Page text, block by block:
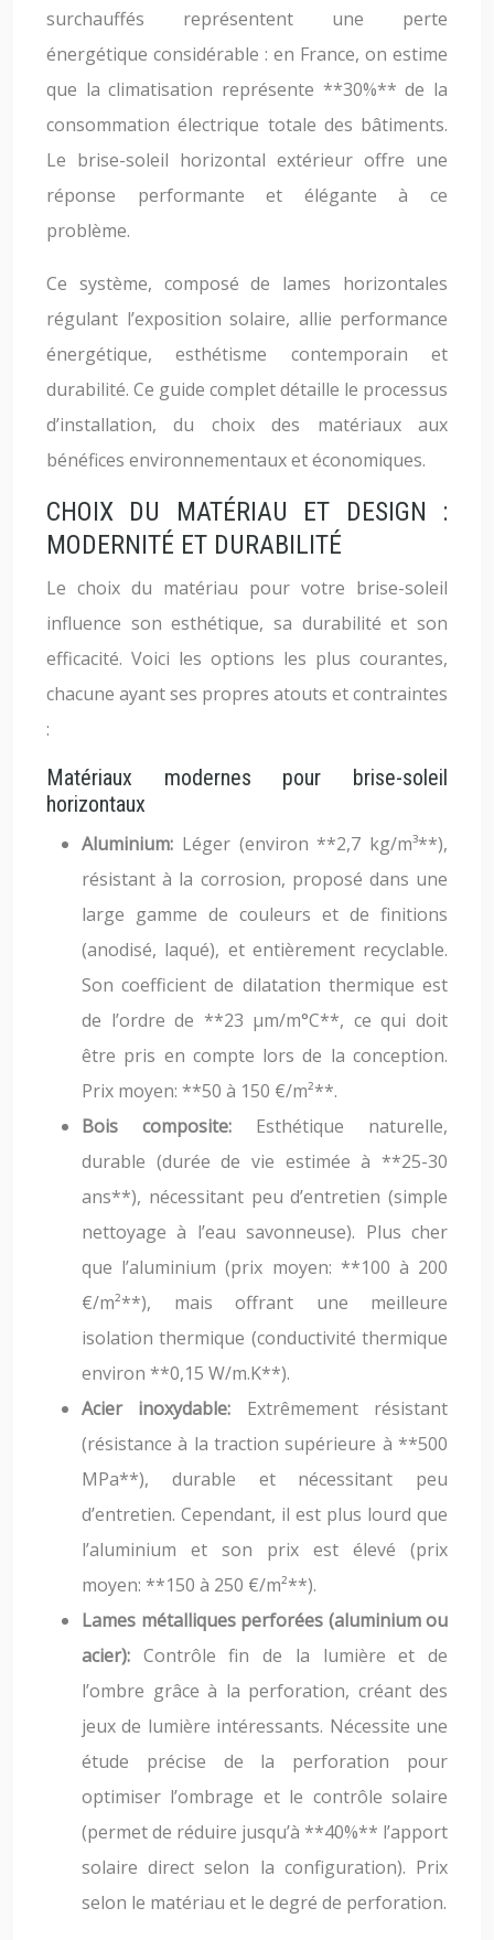
surchauffés représentent une perte
énergétique considérable : en France, on estime
que la climatisation représente **30%** de la
consommation électrique totale des bâtiments.
Le brise-soleil horizontal extérieur offre une
réponse performante et élégante à ce
problème.
Ce système, composé de lames horizontales
régulant l’exposition solaire, allie performance
énergétique, esthétisme contemporain et
durabilité. Ce guide complet détaille le processus
d’installation, du choix des matériaux aux
bénéfices environnementaux et économiques.
CHOIX DU MATÉRIAU ET DESIGN :
MODERNITÉ ET DURABILITÉ
Le choix du matériau pour votre brise-soleil
influence son esthétique, sa durabilité et son
efficacité. Voici les options les plus courantes,
chacune ayant ses propres atouts et contraintes
:
Matériaux modernes pour brise-soleil
horizontaux
Aluminium: Léger (environ **2,7 kg/m³**),
résistant à la corrosion, proposé dans une
large gamme de couleurs et de finitions
(anodisé, laqué), et entièrement recyclable.
Son coefficient de dilatation thermique est
de l’ordre de **23 µm/m°C**, ce qui doit
être pris en compte lors de la conception.
Prix moyen: **50 à 150 €/m²**.
Bois composite: Esthétique naturelle,
durable (durée de vie estimée à **25-30
ans**), nécessitant peu d’entretien (simple
nettoyage à l’eau savonneuse). Plus cher
que l’aluminium (prix moyen: **100 à 200
€/m²**), mais offrant une meilleure
isolation thermique (conductivité thermique
environ **0,15 W/m.K**).
Acier inoxydable: Extrêmement résistant
(résistance à la traction supérieure à **500
MPa**), durable et nécessitant peu
d’entretien. Cependant, il est plus lourd que
l’aluminium et son prix est élevé (prix
moyen: **150 à 250 €/m²**).
Lames métalliques perforées (aluminium ou
acier): Contrôle fin de la lumière et de
l’ombre grâce à la perforation, créant des
jeux de lumière intéressants. Nécessite une
étude précise de la perforation pour
optimiser l’ombrage et le contrôle solaire
(permet de réduire jusqu’à **40%** l’apport
solaire direct selon la configuration). Prix
selon le matériau et le degré de perforation.